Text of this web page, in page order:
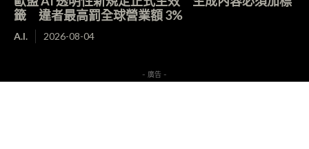
籤 違者最高罰全球營業額 3%
A.I. 2026-08-04
- 廣告 -